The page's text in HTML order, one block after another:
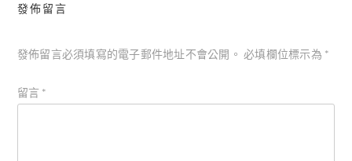
發佈留言
發佈留言必須填寫的電子郵件地址不會公開。 必填欄位標示為 *
留言 *